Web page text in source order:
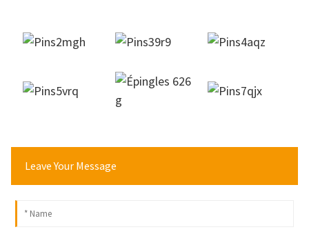
Leave Your Message